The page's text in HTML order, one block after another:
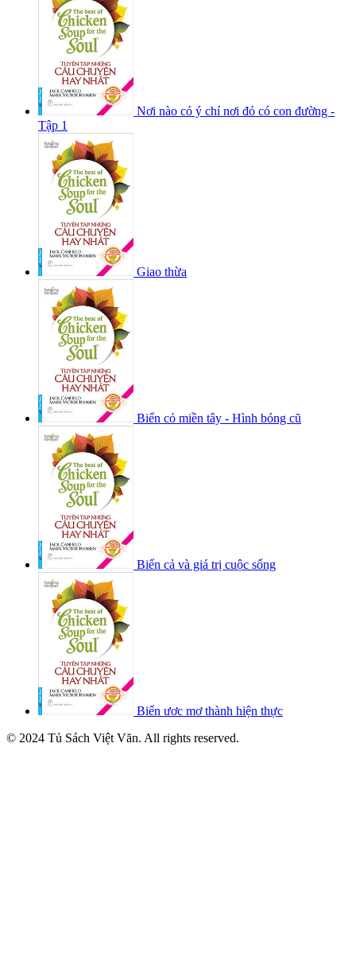
Nơi nào có ý chí nơi đó có con đường -
Tập 1
Giao thừa
Biển cỏ miền tây - Hình bóng cũ
Biển cả và giá trị cuộc sống
Biến ươc mơ thành hiện thực
© 2024 Tủ Sách Việt Văn. All rights reserved.